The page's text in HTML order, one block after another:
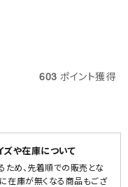
603 ポイント獲得
ズや在庫について
ため、先着順での販売とな
在庫が無くなる商品もござ